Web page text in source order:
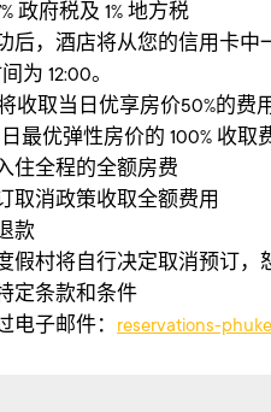
政府税及 1% 地方税
后，酒店将从您的信用卡中
为 12:00。
收取当日优享房价50%的费
最优弹性房价的 100% 收取
住全程的全额房费
取消政策收取全额费用
款
假村将自行决定取消预订，
定条款和条件
电子邮件： reservations-